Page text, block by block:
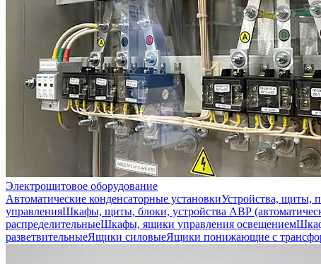
Электрощитовое оборудование
Автоматические конденсаторные установкиУстройства, щиты,
управленияШкафы, щиты, блоки, устройства АВР
распределительныеШкафы, ящики управления освещением
разветвительныеЯщики силовыеЯщики понижающие с